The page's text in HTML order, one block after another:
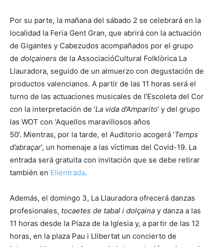
Por su parte, la mañana del sábado 2 se celebrará en la
localidad la Feria Gent Gran, que abrirá con la actuación
de Gigantes y Cabezudos acompañados por el grupo
de dolçainers de la AssociacióCultural Folklòrica La
Llauradora, seguido de un almuerzo con degustación de
productos valencianos. A partir de las 11 horas será el
turno de las actuaciones musicales de l’Escoleta del Cor
con la interpretación de ‘La vida d’Amparito’ y del grupo
las WOT con ‘Aquellos maravillosos años
50’. Mientras, por la tarde, el Auditorio acogerá ‘Temps
d’abraçar’, un homenaje a las víctimas del Covid-19. La
entrada será gratuita con invitación que se debe retirar
también en Elientrada.
Además, el domingo 3, La Llauradora ofrecerá danzas
profesionales, tocaetes de tabal i dolçaina y danza a las
11 horas desde la Plaza de la Iglesia y, a partir de las 12
horas, en la plaza Pau i Llibertat un concierto de